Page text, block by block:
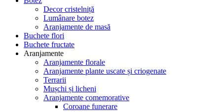
Decor cristelniță
Lumânare botez
Aranjamente de masă
Buchete flori
Buchete fructate
Aranjamente
Aranjamente florale
Aranjamente plante uscate și criogenate
Terrarii
Mușchi și licheni
Aranjamente comemorative
Coroane funerare